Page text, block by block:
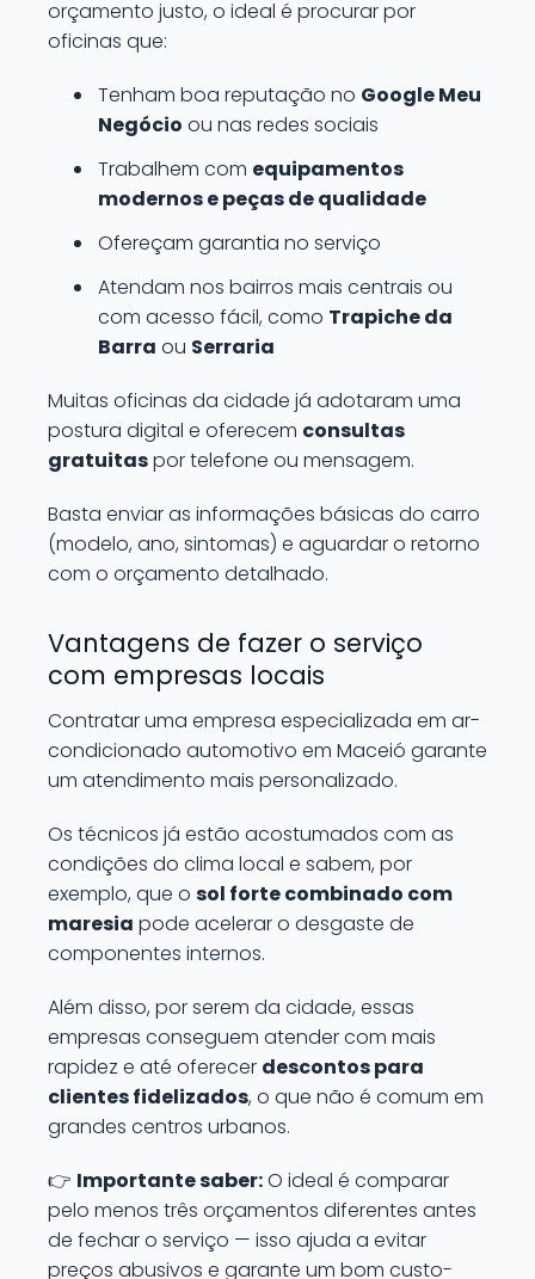
orçamento justo, o ideal é procurar por
oficinas que:
Tenham boa reputação no Google Meu
Negócio ou nas redes sociais
Trabalhem com equipamentos
modernos e peças de qualidade
Ofereçam garantia no serviço
Atendam nos bairros mais centrais ou
com acesso fácil, como Trapiche da
Barra ou Serraria
Muitas oficinas da cidade já adotaram uma
postura digital e oferecem consultas
gratuitaspor telefone ou mensagem.
Basta enviar as informações básicas do carro
(modelo, ano, sintomas) e aguardar o retorno
com o orçamento detalhado.
Vantagens de fazer o serviço
com empresas locais
Contratar uma empresa especializada em ar-
condicionado automotivo em Maceió garante
um atendimento mais personalizado.
Os técnicos já estão acostumados com as
condições do clima local e sabem, por
exemplo, que o sol forte combinado com
maresia pode acelerar o desgaste de
componentes internos.
Além disso, por serem da cidade, essas
empresas conseguem atender com mais
rapidez e até oferecer descontos para
clientes fidelizados, o que não é comum em
grandes centros urbanos.
👉 Importante saber:O ideal é comparar
pelo menos três orçamentos diferentes antes
de fechar o serviço — isso ajuda a evitar
preços abusivos e garante um bom custo-